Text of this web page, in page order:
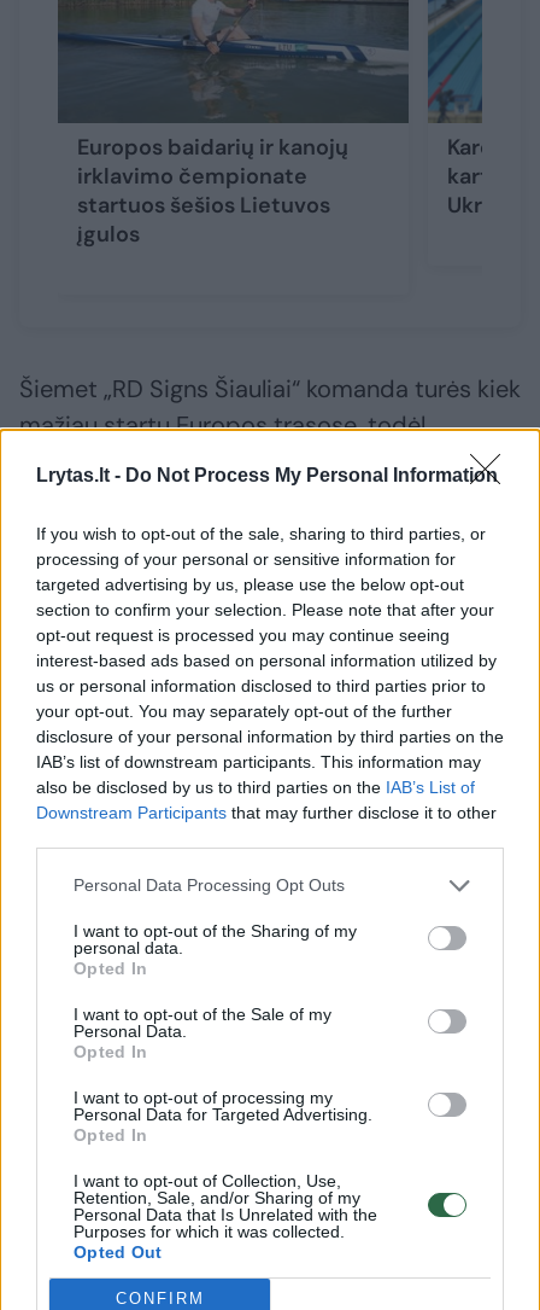
Lrytas.lt - Do Not Process My Personal Information
If you wish to opt-out of the sale, sharing to third parties, or
processing of your personal or sensitive information for
targeted advertising by us, please use the below opt-out
section to confirm your selection. Please note that after your
opt-out request is processed you may continue seeing
interest-based ads based on personal information utilized by
us or personal information disclosed to third parties prior to
your opt-out. You may separately opt-out of the further
disclosure of your personal information by third parties on the
IAB’s list of downstream participants. This information may
also be disclosed by us to third parties on the IAB’s List of
Downstream Participants that may further disclose it to other
Personal Data Processing Opt Outs
I want to opt-out of the Sharing of my
personal data.
Opted In
I want to opt-out of the Sale of my
Personal Data.
Opted In
I want to opt-out of processing my
Personal Data for Targeted Advertising.
Opted In
I want to opt-out of Collection, Use,
Retention, Sale, and/or Sharing of my
Personal Data that Is Unrelated with the
Purposes for which it was collected.
Opted Out
CONFIRM
Europos baidarių ir kanojų
irklavimo čempionate
startuos šešios Lietuvos
įgulos
Kare
kartus
Šiemet „RD Signs Šiauliai“ komanda turės kiek
mažiau startų Europos trasose, todėl
lenktynėms Palangoje ruošiasi itin atsakingai.
A.Butkevičiaus nuomone tikėtis sėkmės
įgalina ir tai, kad ekipos sudėtis jau ne pirmus
išlieka bemaž stabili. Be paties Audriaus
„Lamborghini Huracan GT3“ šiemet Palangoje
vairuos Paulius Paškevičius, Paulius Ruškys ir,
kaip ir pernai, Šveicarijos sportininkas Timo
Muller.
Daugiau nuotraukų (6)
„RD Signs Šiauliai“ komanda.
A. Lauciaus nuotr.
„Ekipos debiutantas R. Ruškys pakeitė